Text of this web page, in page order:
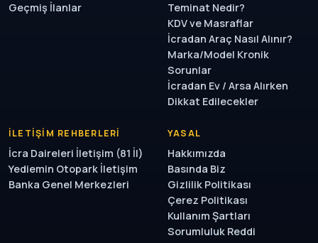
Geçmiş İlanlar
Teminat Nedir?
KDV ve Masraflar
İcradan Araç Nasıl Alınır?
Marka/Model Kronik
Sorunlar
İcradan Ev / Arsa Alırken
Dikkat Edilecekler
İLETIŞIM REHBERLERI
İcra Daireleri İletişim (81 İl)
Yediemin Otopark İletişim
Banka Genel Merkezleri
YASAL
Hakkımızda
Basında Biz
Gizlilik Politikası
Çerez Politikası
Kullanım Şartları
Sorumluluk Reddi